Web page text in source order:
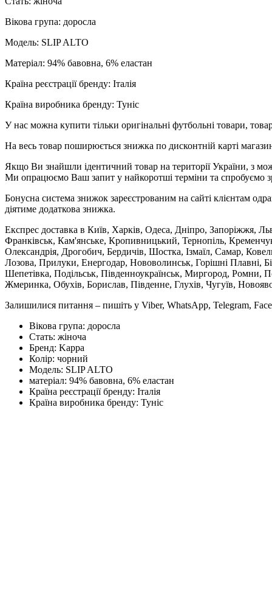
Вікова група: доросла
Модель: SLIP ALTO
Матеріал: 94% бавовна, 6% еластан
Країна реєстрації бренду: Італія
Країна виробника бренду: Туніс
У нас можна купити тільки оригінальні футбольні товари,
На весь товар поширюється знижка по дисконтній карті
Якщо Ви знайшли ідентичний товар на території України, з
Ми опрацюємо Ваш запит у найкоротші терміни та спробуємо
Бонусна система знижок зареєстрованим на сайті клієнтам
діятиме додаткова знижка.
Експрес доставка в Київ, Харків, Одеса, Дніпро, Запоріжжя,
Франківськ, Кам'янське, Кропивницький, Тернопіль,
Олександрія, Дрогобич, Бердичів, Шостка, Ізмаїл, Самар,
Лозова, Прилуки, Енергодар, Нововолинськ, Горішні Плавні,
Шепетівка, Подільськ, Південноукраїнськ, Миргород, Ромни,
Жмеринка, Обухів, Борислав, Південне, Глухів, Чугуїв,
Залишилися питання – пишіть у Viber, WhatsApp, Telegram,
Вікова група: доросла
Стать: жіноча
Бренд: Kappa
Колір: чорний
Модель: SLIP ALTO
матеріал: 94% бавовна, 6% еластан
Країна реєстрації бренду: Італія
Країна виробника бренду: Туніс